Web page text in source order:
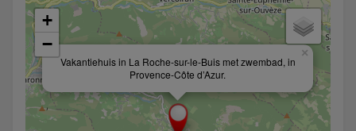
Vakantiehuis in La Roche-sur-le-Buis met zwembad, in
Provence-Côte d’Azur.
×
+
−